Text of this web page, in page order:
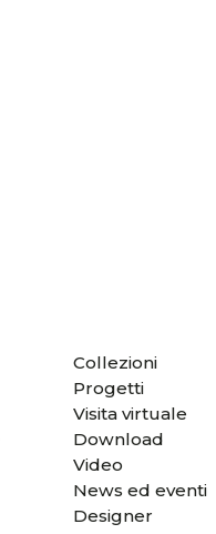
Collezioni
Progetti
Visita virtuale
Download
Video
News ed eventi
Designer